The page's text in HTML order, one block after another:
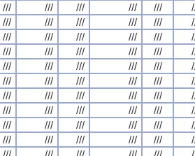
/// /// /// /// ///
/// /// /// /// ///
/// /// /// /// ///
/// /// /// /// ///
/// /// /// /// ///
/// /// /// /// ///
/// /// /// /// ///
/// /// /// /// ///
/// /// /// /// ///
/// /// /// /// ///